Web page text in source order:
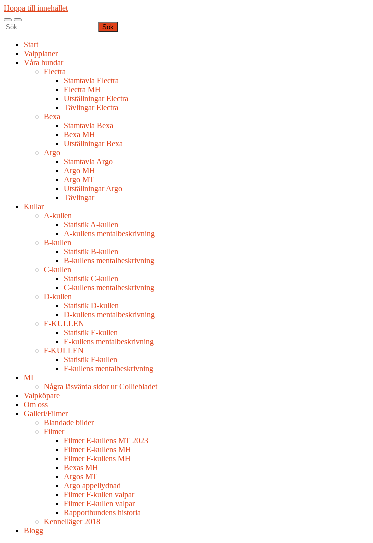
Hoppa till innehållet
Slå
på/av
Slå
på/av
Sök
efter:
Start
Valpplaner
Våra hundar
Electra
Stamtavla Electra
Electra MH
Utställningar Electra
Tävlingar Electra
Bexa
Stamtavla Bexa
Bexa MH
Utställningar Bexa
Argo
Stamtavla Argo
Argo MH
Argo MT
Utställningar Argo
Tävlingar
Kullar
A-kullen
Statistik A-kullen
A-kullens mentalbeskrivning
B-kullen
Statistik B-kullen
B-kullens mentalbeskrivning
C-kullen
Statistik C-kullen
C-kullens mentalbeskrivning
D-kullen
Statistik D-kullen
D-kullens mentalbeskrivning
E-KULLEN
Statistik E-kullen
E-kullens mentalbeskrivning
F-KULLEN
Statistik F-kullen
F-kullens mentalbeskrivning
MI
Några läsvärda sidor ur Colliebladet
Valpköpare
Om oss
Galleri/Filmer
Blandade bilder
Filmer
Filmer E-kullens MT 2023
Filmer E-kullens MH
Filmer F-kullens MH
Bexas MH
Argos MT
Argo appellydnad
Filmer F-kullen valpar
Filmer E-kullen valpar
Rapporthundens historia
Kennelläger 2018
Blogg